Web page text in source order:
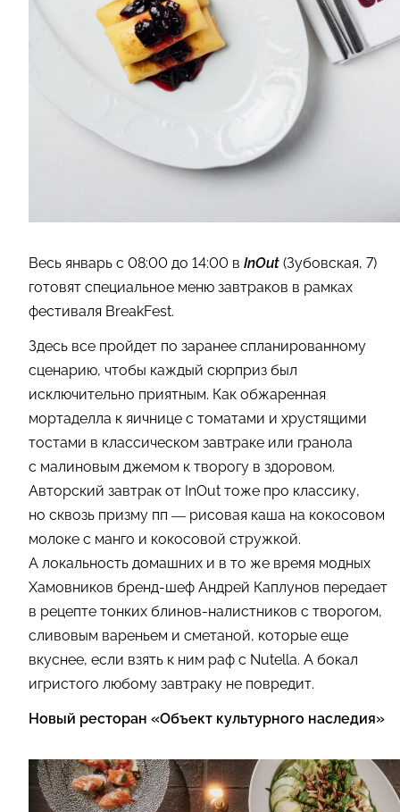
Весь январь с 08:00 до 14:00 в InOut (Зубовская, 7)
готовят специальное меню завтраков в рамках
фестиваля BreakFest.
Здесь все пройдет по заранее спланированному
сценарию, чтобы каждый сюрприз был
исключительно приятным. Как обжаренная
мортаделла к яичнице с томатами и хрустящими
тостами в классическом завтраке или гранола
с малиновым джемом к творогу в здоровом.
Авторский завтрак от InOut тоже про классику,
но сквозь призму пп — рисовая каша на кокосовом
молоке с манго и кокосовой стружкой.
А локальность домашних и в то же время модных
Хамовников бренд-шеф Андрей Каплунов передает
в рецепте тонких блинов-налистников с творогом,
сливовым вареньем и сметаной, которые еще
вкуснее, если взять к ним раф с Nutella. А бокал
игристого любому завтраку не повредит.
Новый ресторан «Объект культурного наследия»